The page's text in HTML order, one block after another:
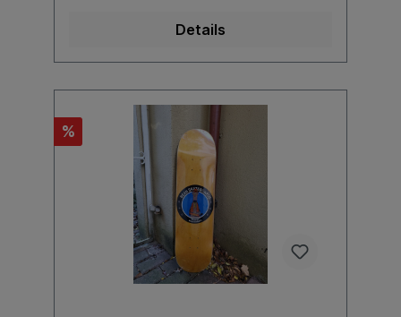
Details
%